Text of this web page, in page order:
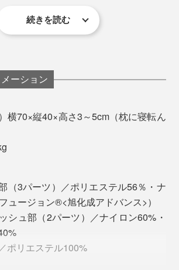
『PRO-8枕』でぐっすり
みて、体がすっかり“プロハチ”に慣れ
きによく感じていた肩や首のこわば
立体構造をキープできるのです。
2層で、使い分けています。
る上層には、「エアフラットG」を採
に、立体的で、網状のスプリング構造
。
した時は、手術後の都合であお向けに
った『PRO-8（プロハチ）枕』で、
た。
続きを読む
ーション
横70×縦40×高さ3～5cm（枕に寝転ん
（3パーツ）／ポリエステル56％・ナ
ュージョン®<旭化成アドバンス>）
シュ部（2パーツ）／ナイロン60%・
ポリエステル100%